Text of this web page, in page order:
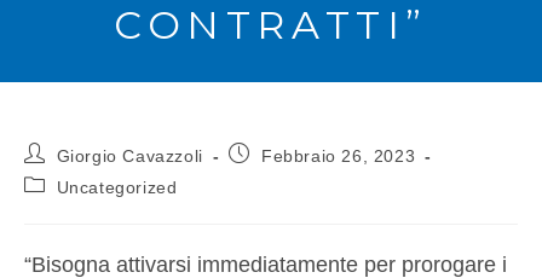
CONTRATTI”
Giorgio Cavazzoli
Febbraio 26, 2023
Uncategorized
“Bisogna attivarsi immediatamente per prorogare i